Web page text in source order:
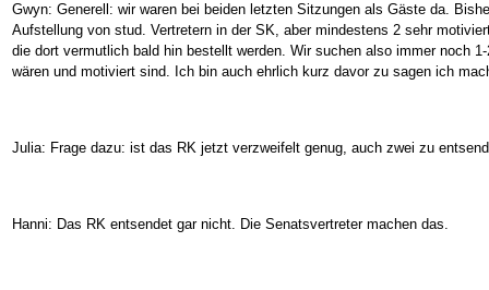
Gwyn: Generell: wir waren bei beiden letzten Sitzungen als Gäste da.
Aufstellung von stud. Vertretern in der SK, aber mindestens 2 sehr
die dort vermutlich bald hin bestellt werden. Wir suchen also immer noch
wären und motiviert sind. Ich bin auch ehrlich kurz davor zu sagen ich
Julia: Frage dazu: ist das RK jetzt verzweifelt genug, auch zwei zu
Hanni: Das RK entsendet gar nicht. Die Senatsvertreter machen das.